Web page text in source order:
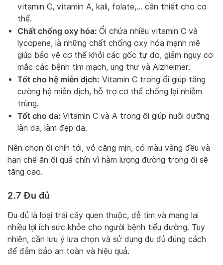
vitamin C, vitamin A, kali, folate,… cần thiết cho cơ
thể.
Chất chống oxy hóa: Ổi chứa nhiều vitamin C và
lycopene, là những chất chống oxy hóa mạnh mẽ
giúp bảo vệ cơ thể khỏi các gốc tự do, giảm nguy cơ
mắc các bệnh tim mạch, ung thư và Alzheimer.
Tốt cho hệ miễn dịch: Vitamin C trong ổi giúp tăng
cường hệ miễn dịch, hỗ trợ cơ thể chống lại nhiễm
trùng.
Tốt cho da: Vitamin C và A trong ổi giúp nuôi dưỡng
làn da, làm đẹp da.
Nên chọn ổi chín tới, vỏ căng mịn, có màu vàng đều và
hạn chế ăn ổi quá chín vì hàm lượng đường trong ổi sẽ
tăng cao.
2.7 Đu đủ
Đu đủ là loại trái cây quen thuộc, dễ tìm và mang lại
nhiều lợi ích sức khỏe cho người bệnh tiểu đường. Tuy
nhiên, cần lưu ý lựa chọn và sử dụng đu đủ đúng cách
để đảm bảo an toàn và hiệu quả.